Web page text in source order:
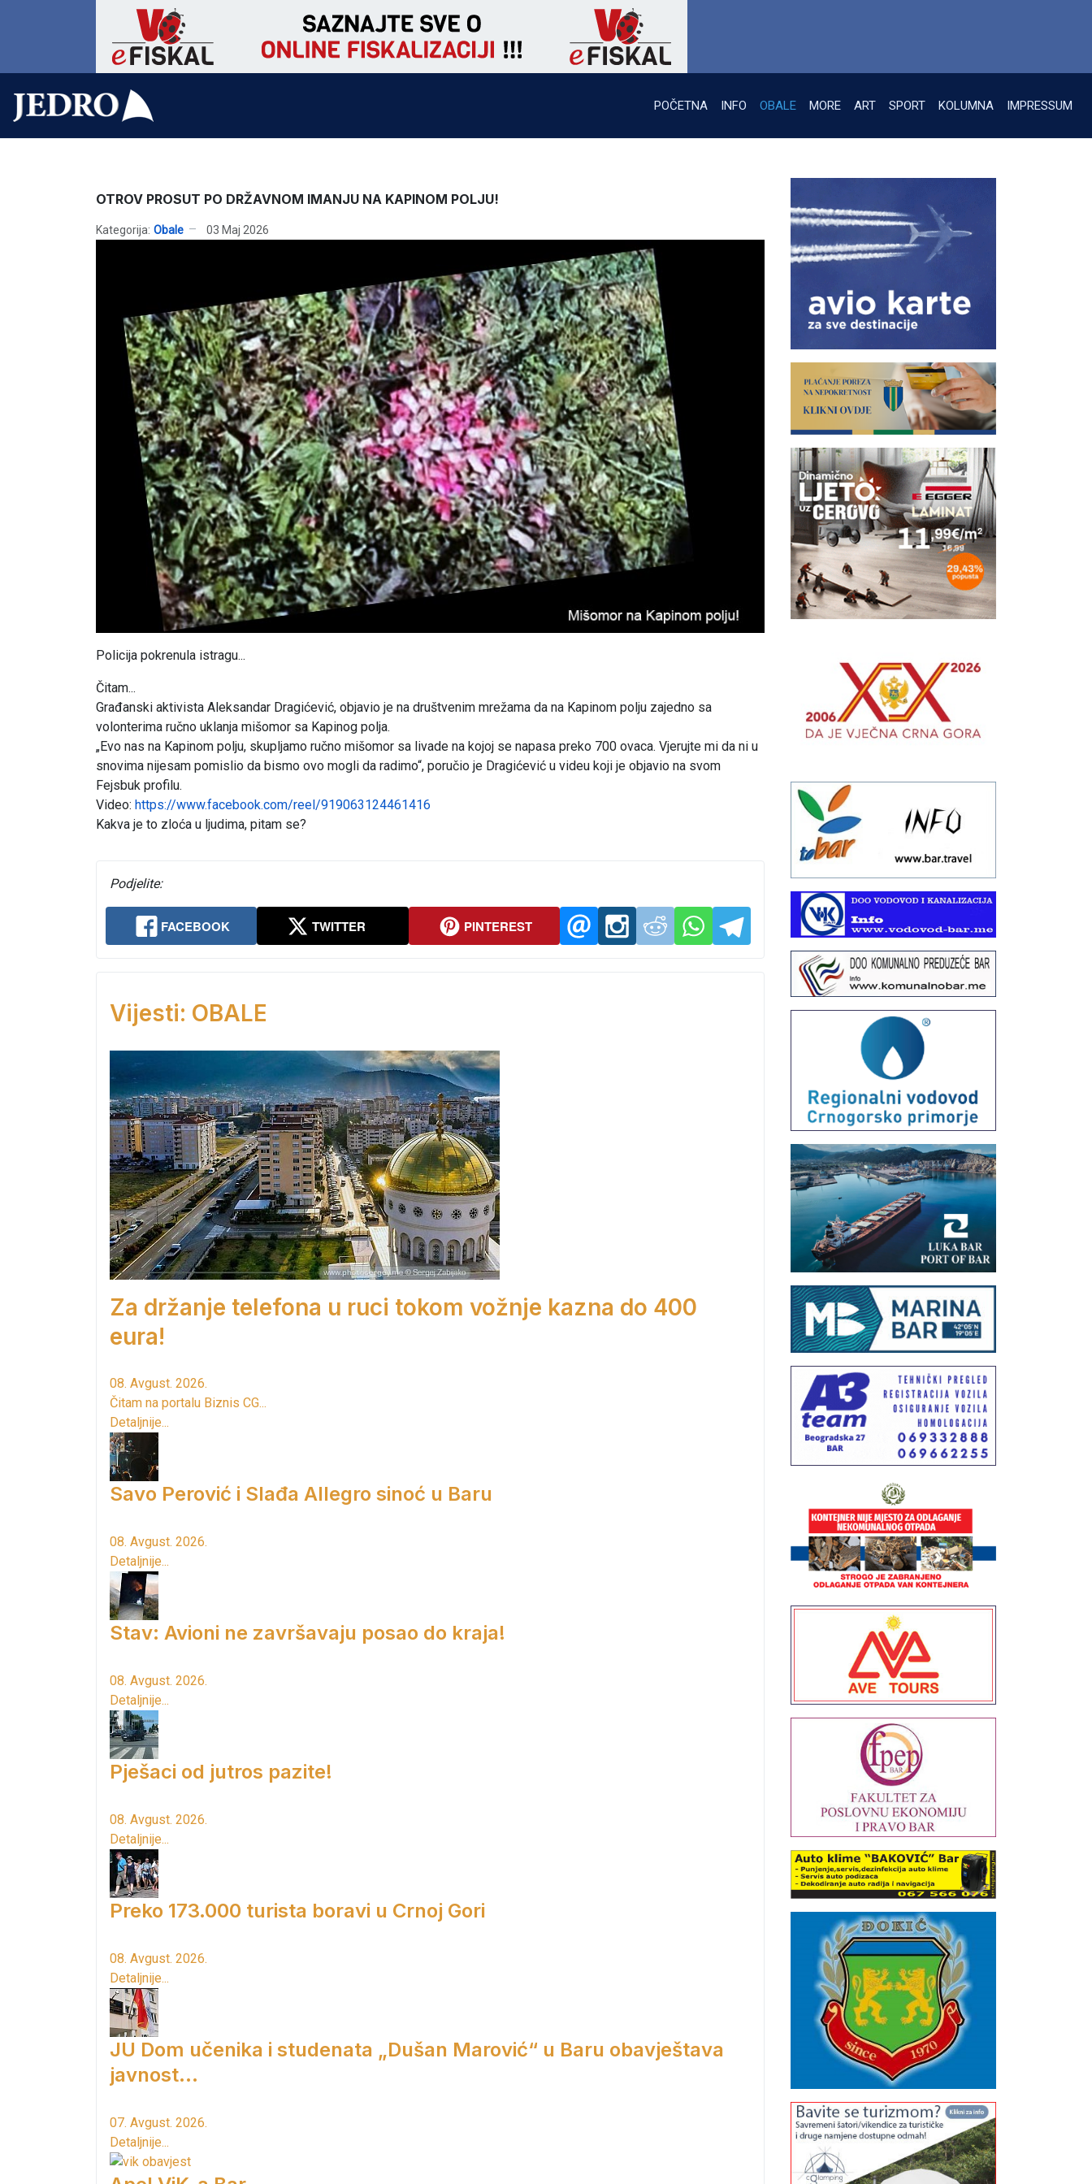
POČETNA INFO OBALE MORE ART SPORT KOLUMNA IMPRESSUM
OTROV PROSUT PO DRŽAVNOM IMANJU NA KAPINOM POLJU!
Kategorija: Obale 03 Maj 2026
Policija pokrenula istragu...
Čitam...
Građanski aktivista Aleksandar Dragićević, objavio je na društvenim mrežama da na Kapinom polju zajedno sa
volonterima ručno uklanja mišomor sa Kapinog polja.
„Evo nas na Kapinom polju, skupljamo ručno mišomor sa livade na kojoj se napasa preko 700 ovaca. Vjerujte mi da ni u
snovima nijesam pomislio da bismo ovo mogli da radimo“, poručio je Dragićević u videu koji je objavio na svom
Fejsbuk profilu.
Video: https://www.facebook.com/reel/919063124461416
Kakva je to zloća u ljudima, pitam se?
Podjelite:
FACEBOOK TWITTER PINTEREST
Vijesti: OBALE
Za držanje telefona u ruci tokom vožnje kazna do 400
eura!
08. Avgust. 2026.
Čitam na portalu Biznis CG...
Detaljnije...
Savo Perović i Slađa Allegro sinoć u Baru
08. Avgust. 2026.
Detaljnije...
Stav: Avioni ne završavaju posao do kraja!
08. Avgust. 2026.
Detaljnije...
Pješaci od jutros pazite!
08. Avgust. 2026.
Detaljnije...
Preko 173.000 turista boravi u Crnoj Gori
08. Avgust. 2026.
Detaljnije...
JU Dom učenika i studenata „Dušan Marović“ u Baru obavještava
javnost...
07. Avgust. 2026.
Detaljnije...